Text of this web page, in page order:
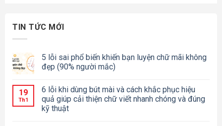
TIN TỨC MỚI
5 lỗi sai phổ biến khiến bạn luyện chữ mãi không
đẹp (90% người mắc)
19
Th1
6 lỗi khi dùng bút mài và cách khắc phục hiệu
quả giúp cải thiện chữ viết nhanh chóng và đúng
kỹ thuật